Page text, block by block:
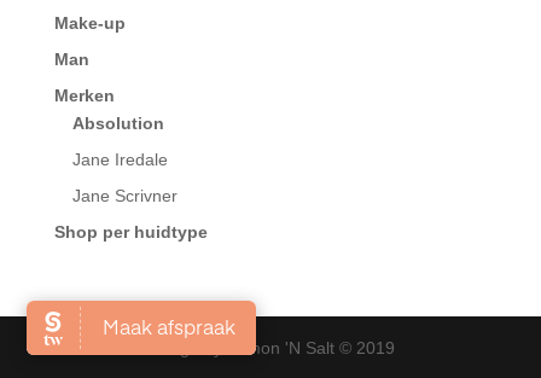
Make-up
Man
Merken
Absolution
Jane Iredale
Jane Scrivner
Shop per huidtype
Design by Lemon 'N Salt © 2019